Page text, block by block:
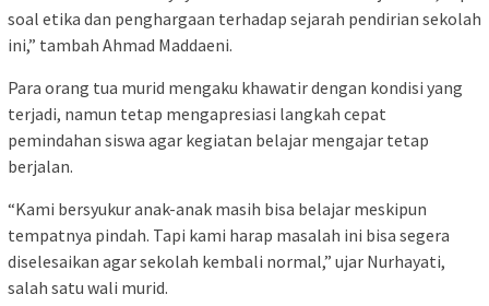
soal etika dan penghargaan terhadap sejarah pendirian sekolah
ini,” tambah Ahmad Maddaeni.
Para orang tua murid mengaku khawatir dengan kondisi yang
terjadi, namun tetap mengapresiasi langkah cepat
pemindahan siswa agar kegiatan belajar mengajar tetap
berjalan.
“Kami bersyukur anak-anak masih bisa belajar meskipun
tempatnya pindah. Tapi kami harap masalah ini bisa segera
diselesaikan agar sekolah kembali normal,” ujar Nurhayati,
salah satu wali murid.